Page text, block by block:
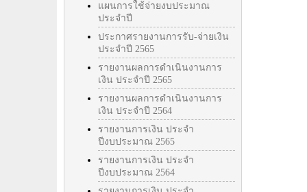
แผนการใช้จ่ายงบประมาณ
ประจำปี
ประกาศรายงานการรับ-จ่ายเงิน
ประจำปี 2565
รายงานผลการดำเนินงานการ
เงิน ประจำปี 2565
รายงานผลการดำเนินงานการ
เงิน ประจำปี 2564
รายงานการเงิน ประจำ
ปีงบประมาณ 2565
รายงานการเงิน ประจำ
ปีงบประมาณ 2564